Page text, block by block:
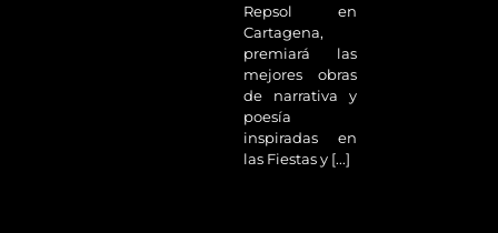
Repsol en
Cartagena,
premiará las
mejores obras
de narrativa y
poesía
inspiradas en
las Fiestas y [...]